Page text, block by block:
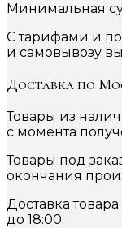
Минимальная
С тарифами и
и самовывозу
Доставка по
Товары из
с момента
Товары под
окончания
Доставка
до 18:00.